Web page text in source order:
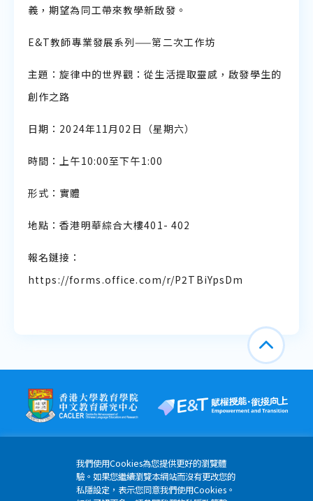
我們使用Cookies為您提供更好的瀏覽體
驗。如果您繼續瀏覽本網站而沒有更改您的
私隱設定，表示您同意我們使用Cookies。
義，期望為同工帶來教學新啟發。
E&T教師專業發展系列——第二次工作坊
主題：旋律中的世界觀：從生活提取靈感，啟發學生的
創作之路
日期：2024年11月02日（星期六）
時間：上午10:00至下午1:00
形式：實體
地點：香港明華綜合大樓401- 402
報名鏈接：
https://forms.office.com/r/P2TBiYpsDm
香港薄扶林道香港大學明華綜合大樓6樓608-613室